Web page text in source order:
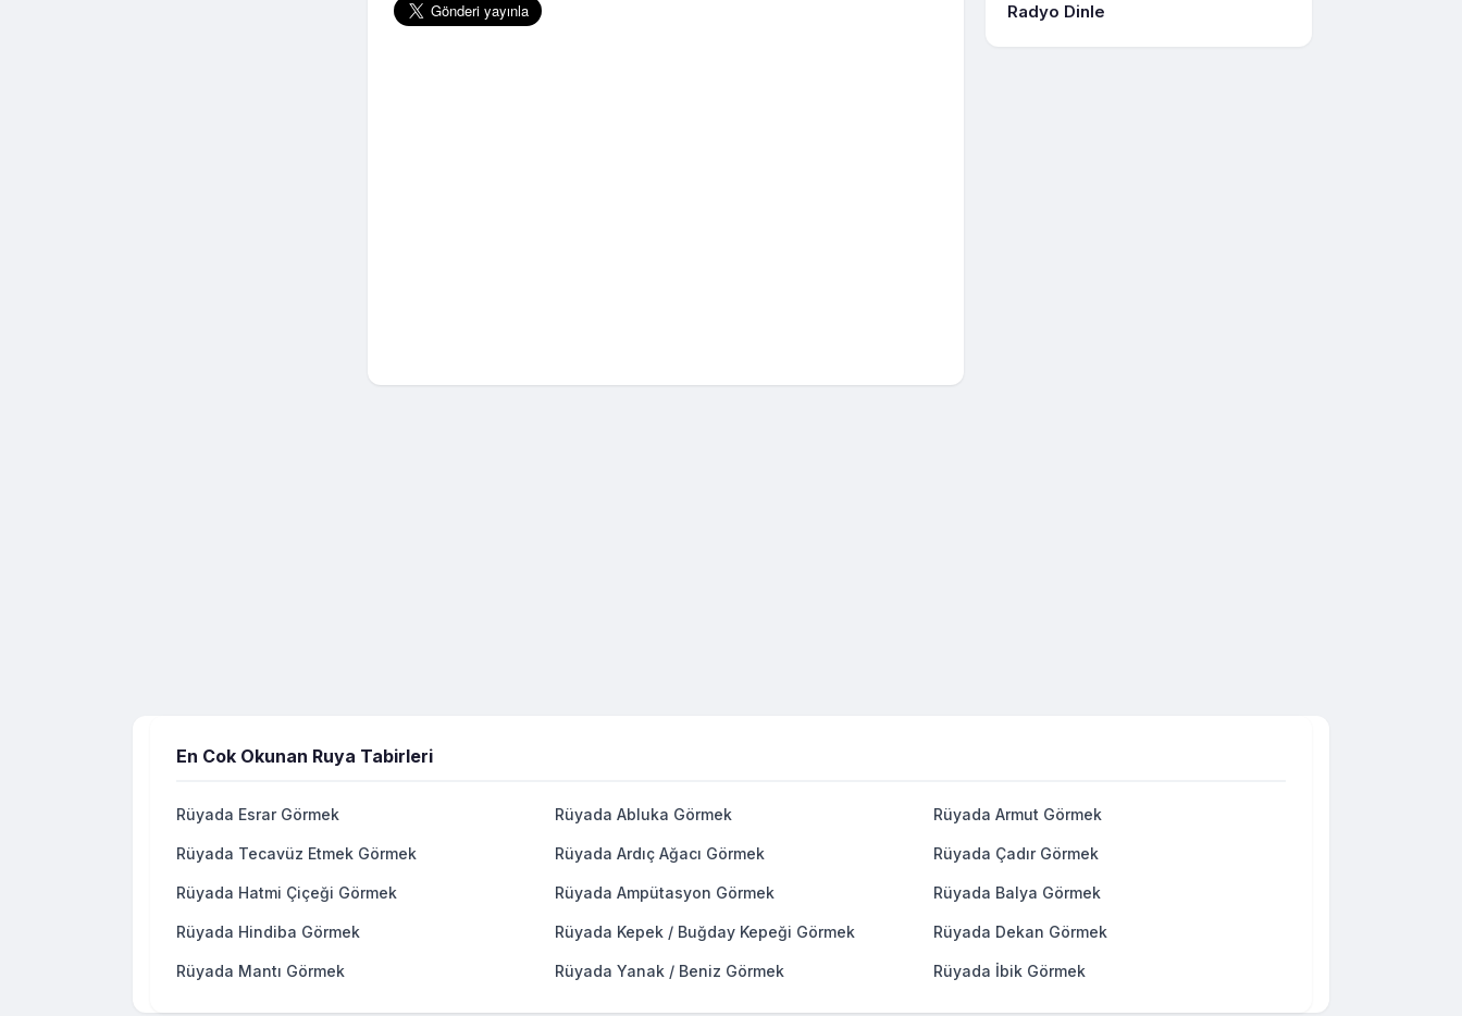
Radyo Dinle
En Cok Okunan Ruya Tabirleri
Rüyada Esrar Görmek Rüyada Abluka Görmek Rüyada Armut Görmek
Rüyada Tecavüz Etmek Görmek Rüyada Ardıç Ağacı Görmek Rüyada Çadır Görmek
Rüyada Hatmi Çiçeği Görmek Rüyada Ampütasyon Görmek Rüyada Balya Görmek
Rüyada Hindiba Görmek Rüyada Kepek / Buğday Kepeği Görmek Rüyada Dekan Görmek
Rüyada Mantı Görmek Rüyada Yanak / Beniz Görmek Rüyada İbik Görmek